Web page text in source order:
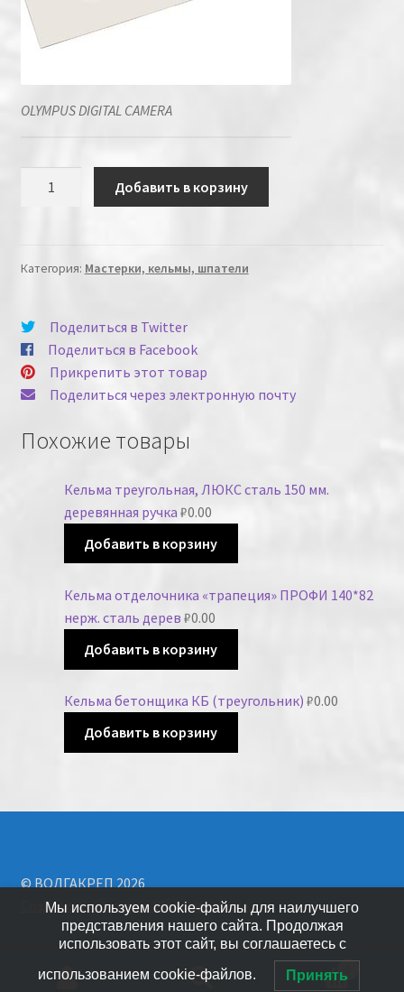
OLYMPUS DIGITAL CAMERA
Добавить в корзину
Категория: Мастерки, кельмы, шпатели
Поделиться в Twitter
Поделиться в Facebook
Прикрепить этот товар
Поделиться через электронную почту
Похожие товары
Кельма треугольная, ЛЮКС сталь 150 мм.
деревянная ручка ₽0.00
Добавить в корзину
Кельма отделочника «трапеция» ПРОФИ 140*82
нерж. сталь дерев ₽0.00
Добавить в корзину
Кельма бетонщика КБ (треугольник) ₽0.00
Добавить в корзину
© ВОЛГАКРЕП 2026
Создано с помощью WooCommerce
Мы используем cookie-файлы для наилучшего
представления нашего сайта. Продолжая
использовать этот сайт, вы соглашаетесь с
использованием cookie-файлов. Принять